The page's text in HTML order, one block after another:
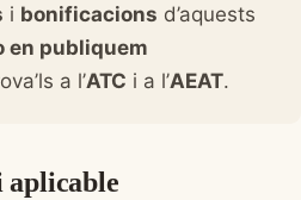
i bonificacions d’aquests
en publiquem
a l’ATC i a l’AEAT.
aplicable